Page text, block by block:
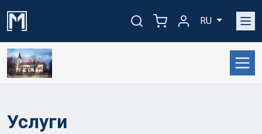
RU
Услуги